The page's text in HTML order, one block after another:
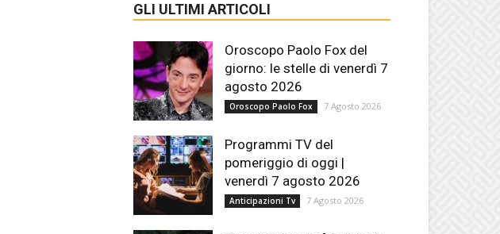
GLI ULTIMI ARTICOLI
Oroscopo Paolo Fox del
giorno: le stelle di venerdì 7
agosto 2026
Oroscopo Paolo Fox 7 Agosto 2026
Programmi TV del
pomeriggio di oggi |
venerdì 7 agosto 2026
Anticipazioni Tv 7 Agosto 2026